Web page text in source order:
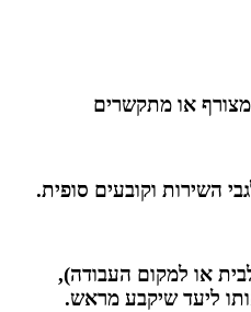
או מתקשרים
השירות וקובעים סופית.
או למקום העבודה),
ליעד שיקבע מראש.